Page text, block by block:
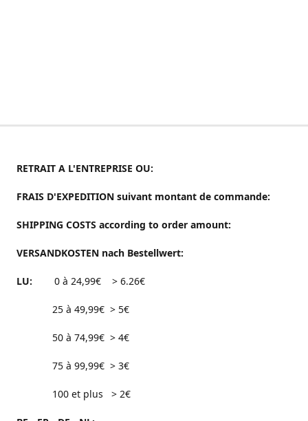
RETRAIT A L'ENTREPRISE OU:
FRAIS D'EXPEDITION suivant montant de commande:
SHIPPING COSTS according to order amount:
VERSANDKOSTEN nach Bestellwert:
LU: 0 à 24,99€ > 6.26€
25 à 49,99€ > 5€
50 à 74,99€ > 4€
75 à 99,99€ > 3€
100 et plus > 2€